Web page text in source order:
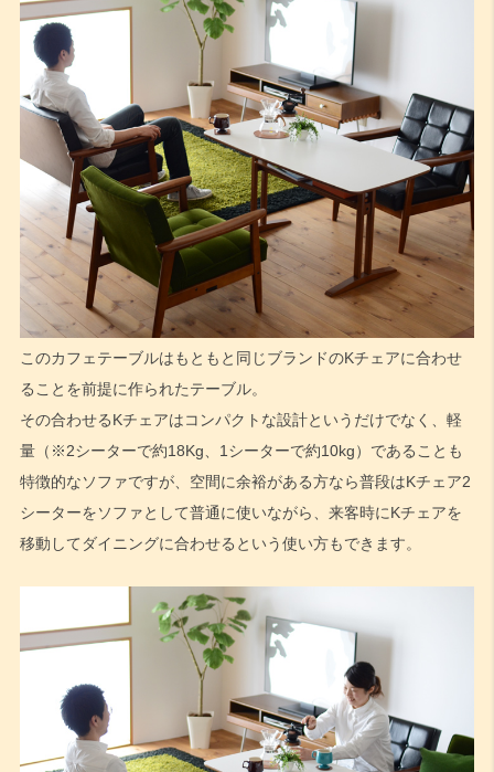
このカフェテーブルはもともと同じブランドのKチェアに合わせ
ることを前提に作られたテーブル。
その合わせるKチェアはコンパクトな設計というだけでなく、軽
量（※2シーターで約18Kg、1シーターで約10kg）であることも
特徴的なソファですが、空間に余裕がある方なら普段はKチェア2
シーターをソファとして普通に使いながら、来客時にKチェアを
移動してダイニングに合わせるという使い方もできます。